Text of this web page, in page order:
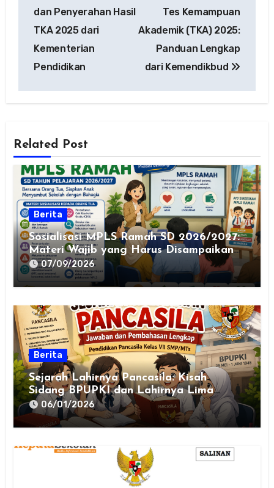
dan Penyerahan Hasil
TKA 2025 dari
Kementerian
Pendidikan
Tes Kemampuan
Akademik (TKA) 2025:
Panduan Lengkap
dari Kemendikbud
Related Post
Berita
Sosialisasi MPLS Ramah SD 2026/2027:
Materi Wajib yang Harus Disampaikan
kepada Orang Tua
07/09/2026
Berita
Sejarah Lahirnya Pancasila: Kisah
Sidang BPUPKI dan Lahirnya Lima
Dasar Negara
06/01/2026